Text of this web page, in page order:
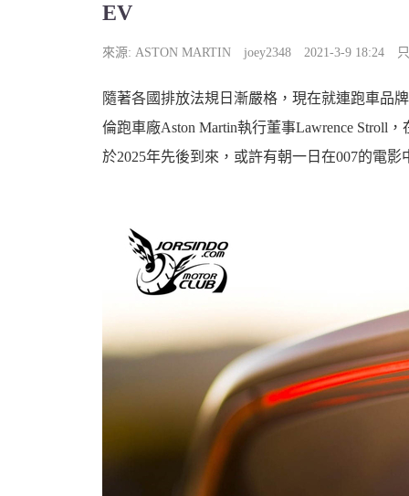
老
EV
來源: ASTON MARTIN joey2348 2021-3-9 18:24
隨著各國排放法規日漸嚴格，現在就連跑車品
倫跑車廠Aston Martin執行董事Lawrence Stroll
於2025年先後到來，或許有朝一日在007的電